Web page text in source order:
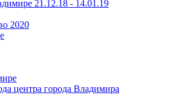
21.12.18 - 14.01.19
2020
центра города Владимира